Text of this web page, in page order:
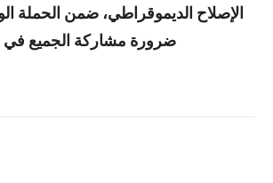
الإصلاح الديموقراطي، ضمن الحملة
ضرورة مشاركة الجميع في